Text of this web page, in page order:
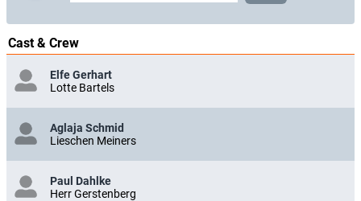
Cast & Crew
Elfe Gerhart
Lotte Bartels
Aglaja Schmid
Lieschen Meiners
Paul Dahlke
Herr Gerstenberg